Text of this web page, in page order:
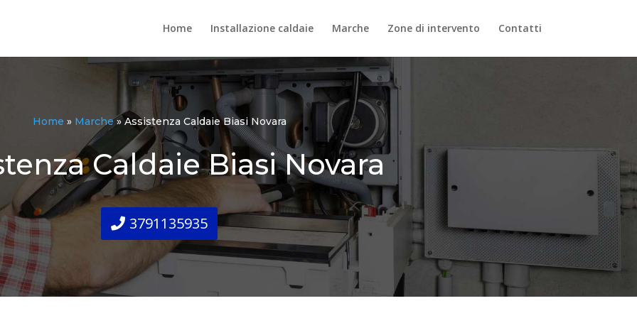
Home Installazione caldaie Marche Zone di intervento Contatti
Home » Marche»Assistenza Caldaie Biasi Novara
Caldaie Biasi Novara
3791135935